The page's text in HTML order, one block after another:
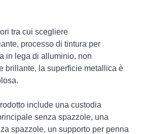
tra cui scegliere
processo di tintura per
in lega di alluminio, non
brillante, la superficie metallica è
include una custodia
senza spazzole, una
spazzole, un supporto per penna